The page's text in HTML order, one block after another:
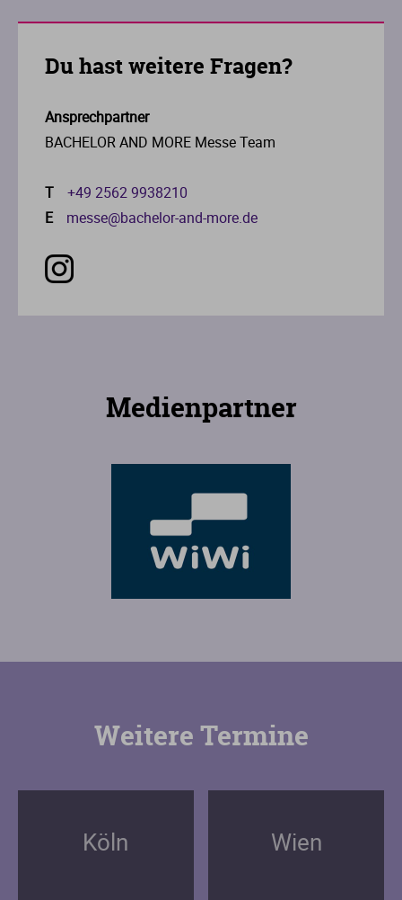
Du hast weitere Fragen?
Ansprechpartner
BACHELOR AND MORE Messe Team
T
+49 2562 9938210
E
messe@bachelor-and-more.de
Medienpartner
Weitere Termine
Köln Wien